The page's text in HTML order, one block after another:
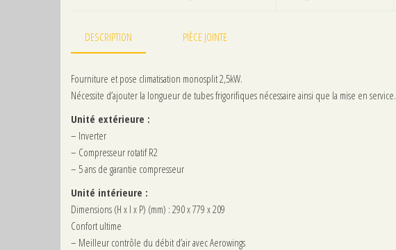
DESCRIPTION PIÈCE JOINTE
Fourniture et pose climatisation monosplit 2,5kW.
Nécessite d’ajouter la longueur de tubes frigorifiques nécessaire ainsi que la mise en service.
Unité extérieure :
– Inverter
– Compresseur rotatif R2
– 5 ans de garantie compresseur
Unité intérieure :
Dimensions (H x l x P) (mm) : 290 x 779 x 209
Confort ultime
– Meilleur contrôle du débit d’air avec Aerowings